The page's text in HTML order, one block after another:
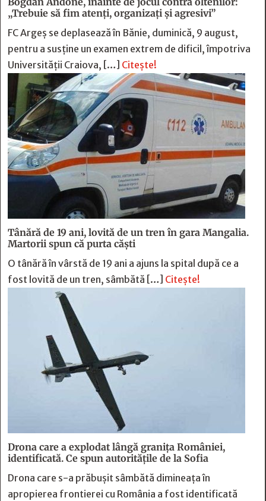
„Trebuie să fim atenți, organizați și agresivi”
FC Argeș se deplasează în Bănie, duminică, 9 august,
pentru a susține un examen extrem de dificil, împotriva
Universității Craiova, […] Citește!
Tânără de 19 ani, lovită de un tren în gara Mangalia.
Martorii spun că purta căști
O tânără în vârstă de 19 ani a ajuns la spital după ce a
fost lovită de un tren, sâmbătă […] Citește!
Drona care a explodat lângă granița României,
identificată. Ce spun autoritățile de la Sofia
Drona care s-a prăbușit sâmbătă dimineața în
apropierea frontierei cu România a fost identificată